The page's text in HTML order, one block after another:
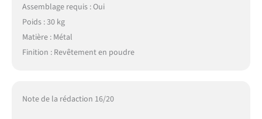
Assemblage requis : Oui
Poids : 30 kg
Matière : Métal
Finition : Revêtement en poudre
Note de la rédaction 16/20